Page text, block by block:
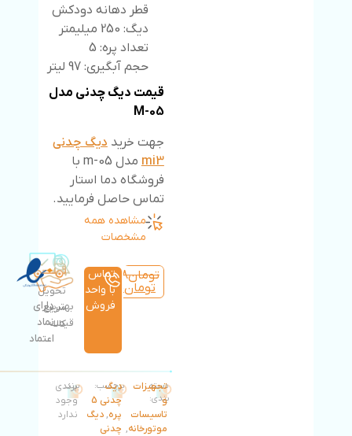
قطر دهانه دودکش
دیگ: 250 میلیمتر
تعداد پره: 5
حجم آبگیری: 97 لیتر
قیمت دیگ چدنی مدل
M-05
جهت خریددیگ چدنی
mi3
مدل m-05 با
فروشگاه دما استار
تماس حاصل فرمایید.
مشاهده همه
مشخصات
بهترین
قیمت
تحویل
سریع
کالا
دارای
نماد
اعتماد
تومان143,402,908
تومان108,986,210
تماس
با واحد
فروش
دسته
بندی:
تجهیزات
و
تاسیسات
موتورخانه,
برچسب:
دیگ
چدنی 5
پره, دیگ
چدنی
برند:
برندی
وجود
ندارد